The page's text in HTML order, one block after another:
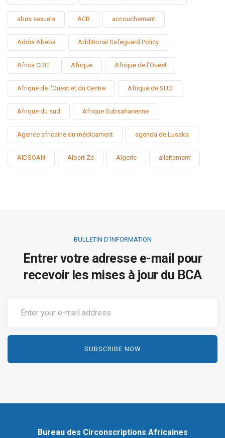
abus sexuels ACB accouchement
Addis Abeba Additional Safeguard Policy
Africa CDC Afrique Afrique de l'Ouest
Afrique de l'Ouest et du Centre Afrique de SUD
Afrique du sud Afrique Subsaharienne
Agence africaine du médicament agenda de Lusaka
AIDSOAN Albert Zé Algerie allaitement
BULLETIN D’INFORMATION
Entrer votre adresse e-mail pour
recevoir les mises à jour du BCA
Bureau des Circonscriptions Africaines